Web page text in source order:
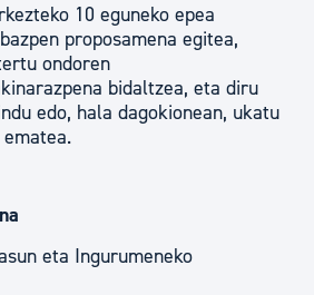
10 eguneko epea
proposamena egitea,
ondoren
bidaltzea, eta diru
edo, hala dagokionean, ukatu
eta Ingurumeneko